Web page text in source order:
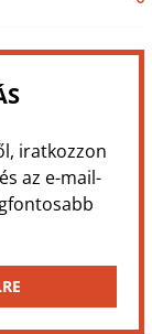
iratkozzon
az e-mail-